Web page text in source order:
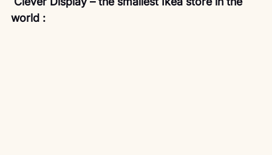
world :